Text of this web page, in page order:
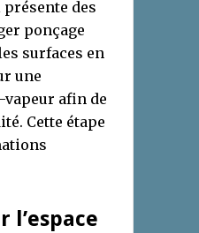
présente des
ponçage
surfaces en
une
vapeur afin de
Cette étape
l’espace